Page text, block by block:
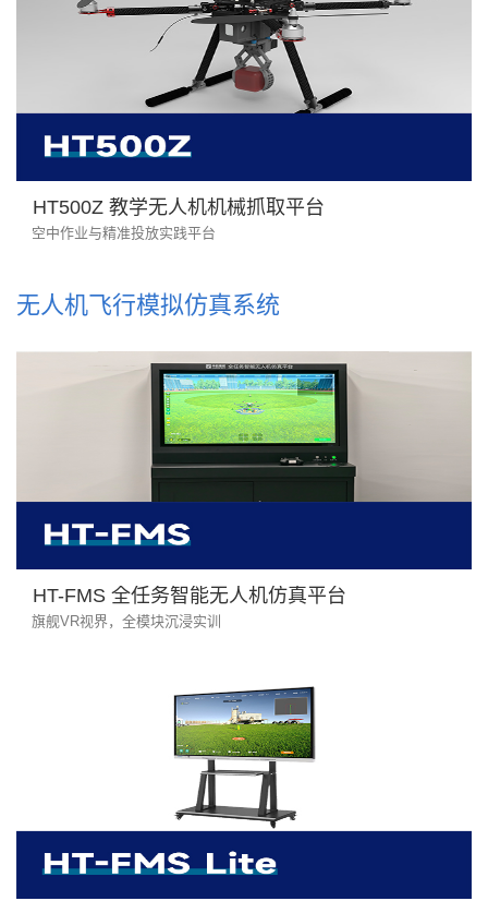
HT500Z 教学无人机机械抓取平台
空中作业与精准投放实践平台
无人机飞行模拟仿真系统
HT-FMS 全任务智能无人机仿真平台
旗舰VR视界，全模块沉浸实训